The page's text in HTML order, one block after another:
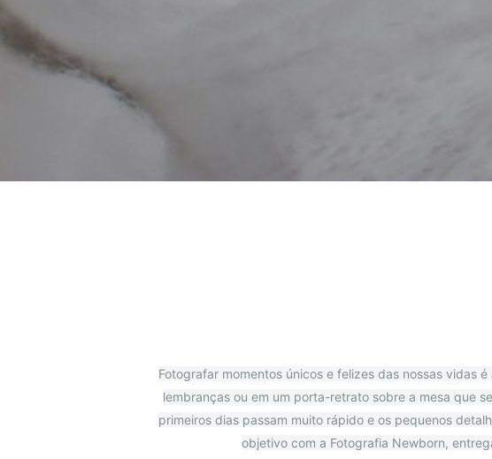
Fotografar momentos únicos e felizes das nossas vidas
lembranças ou em um porta-retrato sobre a mesa que
primeiros dias passam muito rápido e os pequenos
objetivo com a Fotografia Newborn,